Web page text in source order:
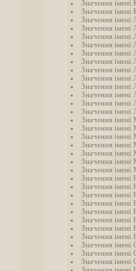
Значення імені
Значення імені
Значення імені
Значення імені
Значення імені
Значення імені
Значення імені
Значення імені
Значення імені
Значення імені
Значення імені
Значення імені
Значення імені
Значення імені
Значення імені
Значення імені
Значення імені
Значення імені
Значення імені
Значення імені
Значення імені
Значення імені
Значення імені
Значення імені
Значення імені
Значення імені
Значення імені
Значення імені
Значення імені
Значення імені
Значення імені
Значення імені